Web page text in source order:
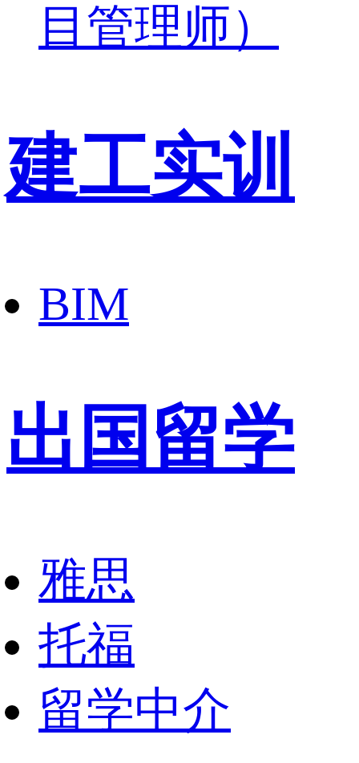
目管理师）
建工实训
BIM
出国留学
雅思
托福
留学中介